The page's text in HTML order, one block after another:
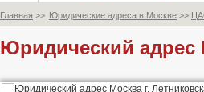
Главная >> Юридические адреса в Москве >>
Юридический адрес